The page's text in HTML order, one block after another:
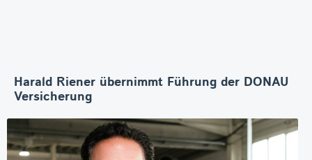
Harald Riener übernimmt Führung der DONAU
Versicherung